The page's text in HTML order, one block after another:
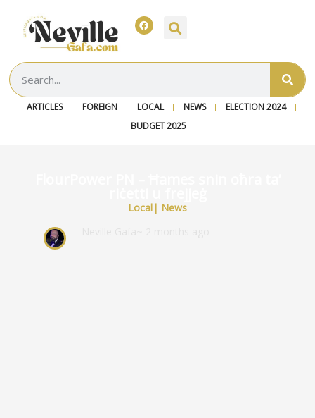
ARTICLES FOREIGN LOCAL NEWS
ELECTION 2024
BUDGET 2025
Local | News